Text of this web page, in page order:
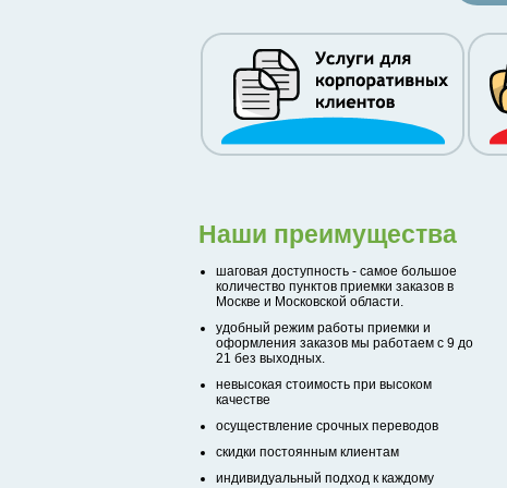
Наши преимущества
шаговая доступность - самое большое
количество пунктов приемки заказов в
Москве и Московской области.
удобный режим работы приемки и
оформления заказов мы работаем с 9 до
21 без выходных.
невысокая стоимость при высоком
качестве
осуществление срочных переводов
скидки постоянным клиентам
индивидуальный подход к каждому